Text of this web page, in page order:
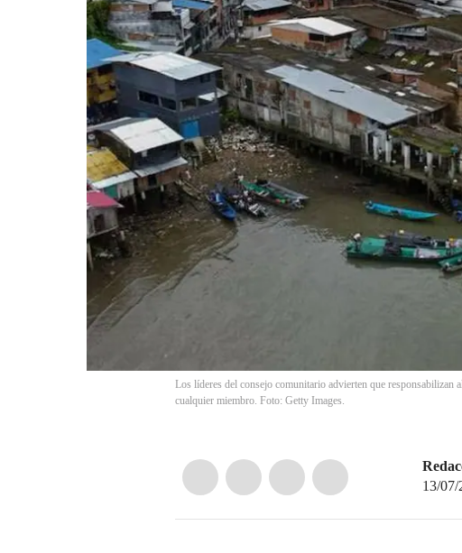
Los líderes del consejo comunitario advierten que responsabilizan
cualquier miembro. Foto: Getty Images.
13/07/